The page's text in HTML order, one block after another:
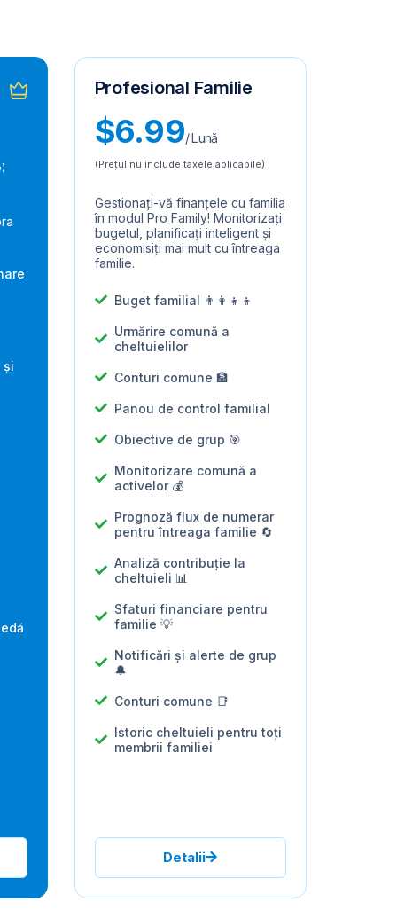
și
Profesional Familie
$6.99/ Lună
(Prețul nu include taxele aplicabile)
Gestionați-vă finanțele cu familia
în modul Pro Family! Monitorizați
bugetul, planificați inteligent și
economisiți mai mult cu întreaga
familie.
Buget familial 👨‍👩‍👧‍👦
Urmărire comună a
cheltuielilor
Conturi comune 🏦
Panou de control familial
Obiective de grup 🎯
Monitorizare comună a
activelor 💰
Prognoză flux de numerar
pentru întreaga familie 🔄
Analiză contribuție la
cheltuieli 📊
Sfaturi financiare pentru
familie 💡
Notificări și alerte de grup
🔔
Conturi comune 📑
Istoric cheltuieli pentru toți
membrii familiei
Detalii